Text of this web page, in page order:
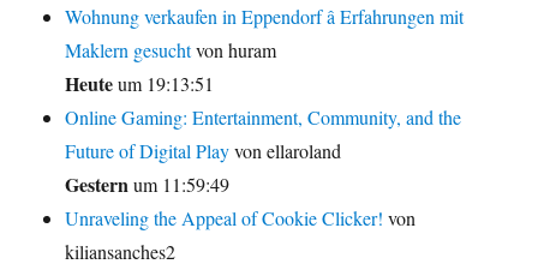
Wohnung verkaufen in Eppendorf â Erfahrungen mit
Maklern gesuchtvon huram
Heuteum 19:13:51
Online Gaming: Entertainment, Community, and the
Future of Digital Playvon ellaroland
Gesternum 11:59:49
Unraveling the Appeal of Cookie Clicker! von
kiliansanches2